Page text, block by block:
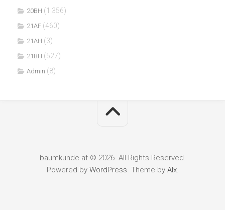
20BH (1.356)
21AF (460)
21AH (3)
21BH (527)
Admin (8)
baumkunde.at © 2026. All Rights Reserved.
Powered by WordPress. Theme by Alx.